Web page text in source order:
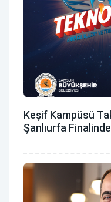
Keşif Kampüsü
Şanlıurfa